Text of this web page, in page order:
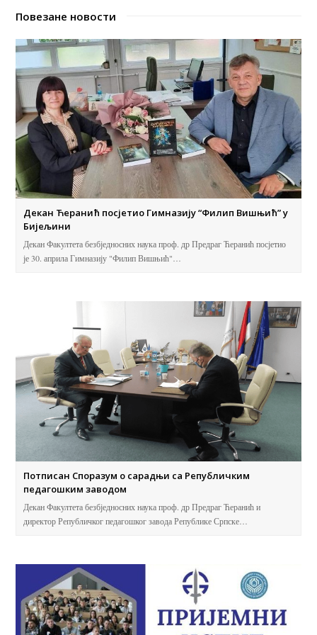
Повезане новости
Декан Ћеранић посјетио Гимназију “Филип Вишњић” у
Бијељини
Декан Факултета безбједносних наука проф. др Предраг Ћеранић посјетио
је 30. априла Гимназију "Филип Вишњић"…
Потписан Споразум о сарадњи са Републичким
педагошким заводом
Декан Факултета безбједносних наука проф. др Предраг Ћеранић и
директор Републичког педагошког завода Републике Српске…